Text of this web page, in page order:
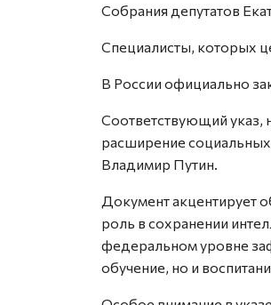
Собрания депутатов
Специалисты, которых
В России официально
Соответствующий указ,
расширение
Владимир Путин.
Документ акцентирует
роль в сохранении
федеральном уровне
обучение, но и